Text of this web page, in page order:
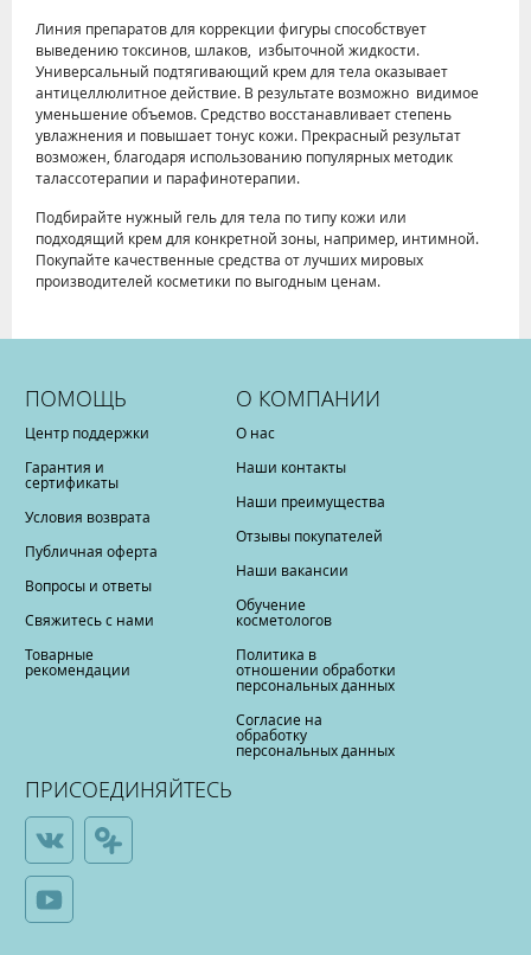
Линия препаратов для коррекции фигуры способствует
выведению токсинов, шлаков, избыточной жидкости.
Универсальный подтягивающий крем для тела оказывает
антицеллюлитное действие. В результате возможно видимое
уменьшение объемов. Средство восстанавливает степень
увлажнения и повышает тонус кожи. Прекрасный результат
возможен, благодаря использованию популярных методик
талассотерапии и парафинотерапии.
Подбирайте нужный гель для тела по типу кожи или
подходящий крем для конкретной зоны, например, интимной.
Покупайте качественные средства от лучших мировых
производителей косметики по выгодным ценам.
ПОМОЩЬ
Центр поддержки
Гарантия и
сертификаты
Условия возврата
Публичная оферта
Вопросы и ответы
Свяжитесь с нами
Товарные
рекомендации
О КОМПАНИИ
О нас
Наши контакты
Наши преимущества
Отзывы покупателей
Наши вакансии
Обучение
косметологов
Политика в
отношении обработки
персональных данных
Согласие на
обработку
персональных данных
ПРИСОЕДИНЯЙТЕСЬ